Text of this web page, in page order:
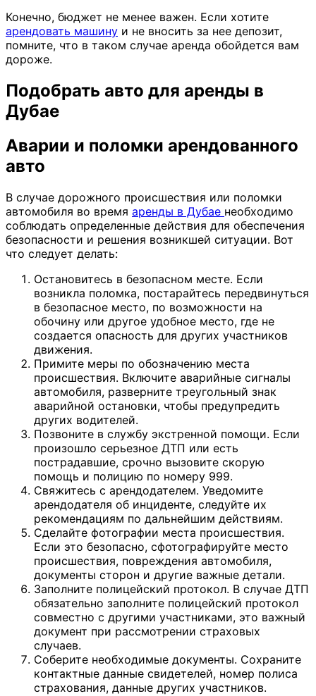
Конечно, бюджет не менее важен. Если хотите
арендовать машину и не вносить за нее депозит,
помните, что в таком случае аренда обойдется вам
дороже.
Подобрать авто для аренды в
Дубае
Аварии и поломки арендованного
авто
В случае дорожного происшествия или поломки
автомобиля во время аренды в Дубае необходимо
соблюдать определенные действия для обеспечения
безопасности и решения возникшей ситуации. Вот
что следует делать:
Остановитесь в безопасном месте. Если
возникла поломка, постарайтесь передвинуться
в безопасное место, по возможности на
обочину или другое удобное место, где не
создается опасность для других участников
движения.
Примите меры по обозначению места
происшествия. Включите аварийные сигналы
автомобиля, разверните треугольный знак
аварийной остановки, чтобы предупредить
других водителей.
Позвоните в службу экстренной помощи. Если
произошло серьезное ДТП или есть
пострадавшие, срочно вызовите скорую
помощь и полицию по номеру 999.
Свяжитесь с арендодателем. Уведомите
арендодателя об инциденте, следуйте их
рекомендациям по дальнейшим действиям.
Сделайте фотографии места происшествия.
Если это безопасно, сфотографируйте место
происшествия, повреждения автомобиля,
документы сторон и другие важные детали.
Заполните полицейский протокол. В случае ДТП
обязательно заполните полицейский протокол
совместно с другими участниками, это важный
документ при рассмотрении страховых
случаев.
Соберите необходимые документы. Сохраните
контактные данные свидетелей, номер полиса
страхования, данные других участников.